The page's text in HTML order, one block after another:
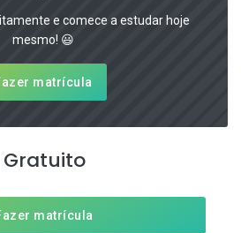
e comece a estudar hoje
mesmo! 😃
matrícula
Gratuito
matrícula